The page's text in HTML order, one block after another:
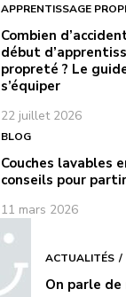
APPRENTISSAGE
Combien
début
propreté ? Le
s’équiper
22 juillet 2026
BLOG
Couches lavables
conseils pour
11 mars 2026
ACTUALITÉS
On parle de